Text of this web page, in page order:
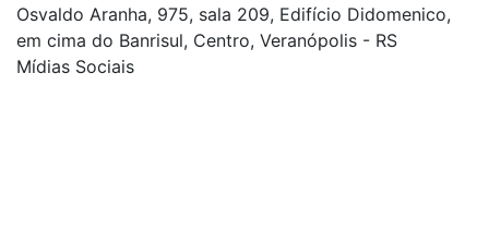
Osvaldo Aranha, 975, sala 209, Edifício Didomenico,
em cima do Banrisul, Centro, Veranópolis - RS
Mídias Sociais